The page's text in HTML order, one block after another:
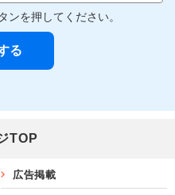
ンを押してください。
TOP
広告掲載